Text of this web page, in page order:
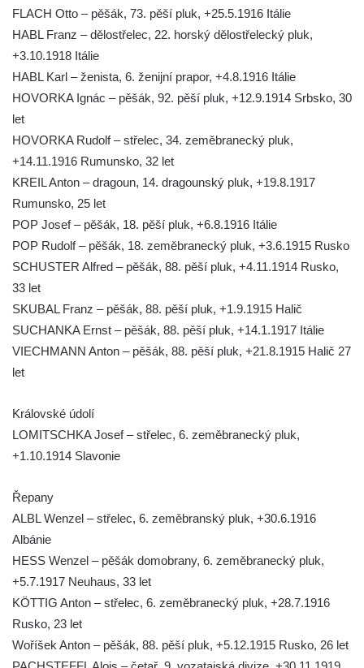
Kenotaf Antona Klause na hřbitově v
Dolním Podluží
Dolním Podluží
Kenotaf Josefa Stolle na hřbitově v Dolním
Podluží
Pomník obětem 1. světové války na
židovském hřbitově v Mostě
Pamětní deska Miroslava Švice na domě
čp. 43 v Lužci nad Vltavou
Pomník obětem 2. světové války v ulici 1.
nad Vltavou
Hrob Vladislava Neumana v Hostíně u
Lužci nad Vltavou
Kenotaf Miloslava Švice na hřbitově v Lužci
nad Vltavou
Hrob Václava Kufnera na hřbitově v Lužci
nad Vltavou
FLACH Otto – pěšák, 73. pěší pluk, +25.5.1916 Itálie
HABL Franz – dělostřelec, 22. horský dělostřelecký pluk,
+3.10.1918 Itálie
HABL Karl – ženista, 6. ženijní prapor, +4.8.1916 Itálie
HOVORKA Ignác – pěšák, 92. pěší pluk, +12.9.1914 Srbsko, 30
let
HOVORKA Rudolf – střelec, 34. zeměbranecký pluk,
+14.11.1916 Rumunsko, 32 let
KREIL Anton – dragoun, 14. dragounský pluk, +19.8.1917
Rumunsko, 25 let
POP Josef – pěšák, 18. pěší pluk, +6.8.1916 Itálie
POP Rudolf – pěšák, 18. zeměbranecký pluk, +3.6.1915 Rusko
SCHUSTER Alfred – pěšák, 88. pěší pluk, +4.11.1914 Rusko,
33 let
SKUBAL Franz – pěšák, 88. pěší pluk, +1.9.1915 Halič
SUCHANKA Ernst – pěšák, 88. pěší pluk, +14.1.1917 Itálie
VIECHMANN Anton – pěšák, 88. pěší pluk, +21.8.1915 Halič 27
let
Královské údolí
LOMITSCHKA Josef – střelec, 6. zeměbranecký pluk,
+1.10.1914 Slavonie
Řepany
ALBL Wenzel – střelec, 6. zeměbranský pluk, +30.6.1916
Albánie
HESS Wenzel – pěšák domobrany, 6. zeměbranecký pluk,
+5.7.1917 Neuhaus, 33 let
KÖTTIG Anton – střelec, 6. zeměbranecký pluk, +28.7.1916
Rusko, 23 let
Woříšek Anton – pěšák, 88. pěší pluk, +5.12.1915 Rusko, 26 let